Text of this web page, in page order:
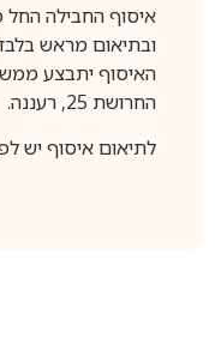
ובתיאום מראש
האיסוף יתבצע
החרושת 25, רעננה.
לתיאום איסוף יש לפנות